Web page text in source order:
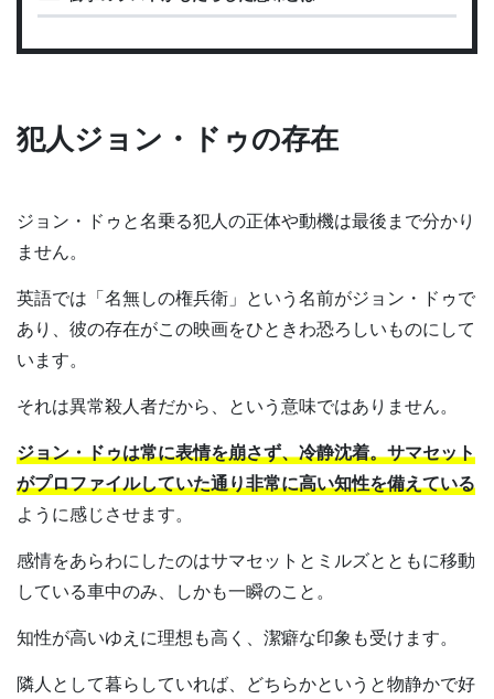
犯人ジョン・ドゥの存在
ジョン・ドゥと名乗る犯人の正体や動機は最後まで分かり
ません。
英語では「名無しの権兵衛」という名前がジョン・ドゥで
あり、彼の存在がこの映画をひときわ恐ろしいものにして
います。
それは異常殺人者だから、という意味ではありません。
ジョン・ドゥは常に表情を崩さず、冷静沈着。サマセット
がプロファイルしていた通り非常に高い知性を備えている
ように感じさせます。
感情をあらわにしたのはサマセットとミルズとともに移動
している車中のみ、しかも一瞬のこと。
知性が高いゆえに理想も高く、潔癖な印象も受けます。
隣人として暮らしていれば、どちらかというと物静かで好